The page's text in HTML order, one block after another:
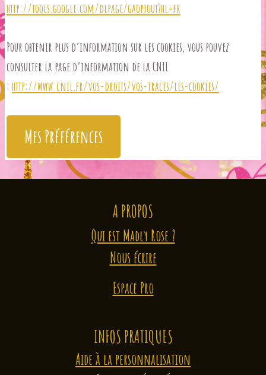
http://tools.google.com/dlpage/gaoptout?hl=fr
Pour obtenir plus d’information sur les cookies, vous pouvez
consulter la page d’information de la CNIL
: http://www.cnil.fr/vos-droits/vos-traces/les-cookies/
Mes Préférences
A PROPOS
Qui est Madly Rose ?
Nous écrire
Espace Pro
INFOS PRATIQUES
Aide à la personnalisation